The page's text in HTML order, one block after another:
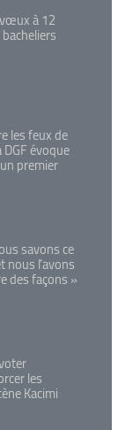
à 12
les feux de
évoque
premier
savons ce
nous l’avons
des façons »
les
Kacimi